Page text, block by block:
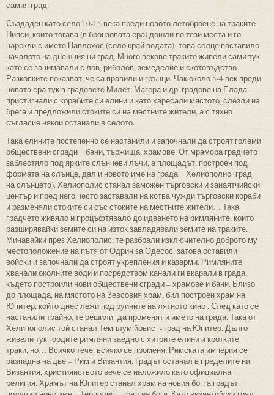
самия град.
Създаден като село 10-15 века преди новото летоброене на траките
Нипси, които тогава (в бронзовата ера) дошли по тези места и го
нарекли с името Навлохос (село край водата); това селце поставило
началото на днешния ни град. Много векове траките живели сами тук
като се занимавали с лов, риболов, земеделие и скотовъдство.
Разкопките показват, че са правили и грънци. Чак около 5-4 век преди
новата ера тук в градовете Милет, Магера и др. градове на Елада
пристигнали с корабите си елини и като харесали мястото, слезли на
брега и предложили стоките си на местните жители, а с тяхно
съгласие някои останали в селото.
Така елините постепенно се настанили и започнали да строят големи
обществени сгради – бани, тържища, храмове. От мрамора градчето
заблестяло под ярките слънчеви лъчи, а площадът, построен под
формата на слънце, дал и новото име на града – Хелиополис (град
на слънцето). Хелиополис станал заможен търговски и занаятчийски
център и пред него често заставали на котва чужди търговски кораби
и разменяли стоките си със стоките на местните жители… Така
градчето живяло и процъфтявало до идването на римляните, които
разширявайки земите си на изток завладявали земите на траките.
Минавайки през Хелиополис, те разбрали изключително доброто му
местоположение на пътя от Одрин за Одесос, затова оставили
войски и започнали да строят укрепления и казарми. Римляните
хванали околните води и посредством канали ги вкарали в града,
където построили нови обществени сгради – храмове и бани. Близо
до площада, на мястото на Зевсовия храм, бил построен храм на
Юпитер, който днес лежи под руините на лятното кино . След като се
настанили трайно, те решили да променят и името на града. Така от
Хелипополис той станал Темплум йовис - град на Юпитер. Дълго
живели тук гордите римляни заедно с хитрите елини и кротките
траки, но… Всичко тече, всичко се променя. Римската империя се
разпадна на две – Рим и Византия. Градът останал в пределите на
Византия, християнството вече се наложило като официална
религия. Храмът на Юпитер станал храм на новия бог, а градът